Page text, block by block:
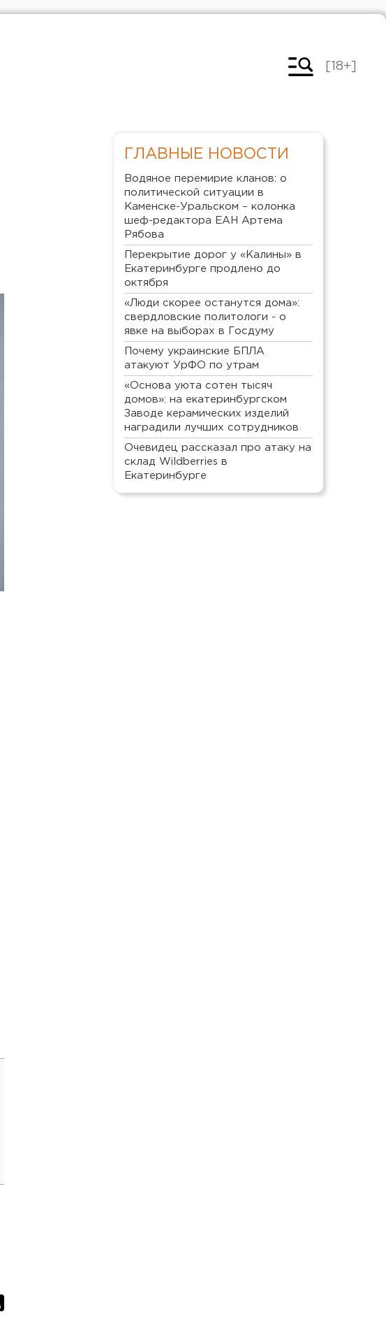
[18+]
ГЛАВНЫЕ НОВОСТИ
Водяное перемирие кланов: о
политической ситуации в
Каменске-Уральском – колонка
шеф-редактора ЕАН Артема
Рябова
Перекрытие дорог у «Калины» в
Екатеринбурге продлено до
октября
«Люди скорее останутся дома»:
свердловские политологи - о
явке на выборах в Госдуму
Почему украинские БПЛА
атакуют УрФО по утрам
«Основа уюта сотен тысяч
домов»: на екатеринбургском
Заводе керамических изделий
наградили лучших сотрудников
Очевидец рассказал про атаку на
склад Wildberries в
Екатеринбурге